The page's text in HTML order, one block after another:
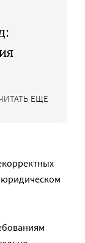
ЕЩЕ
юридическом